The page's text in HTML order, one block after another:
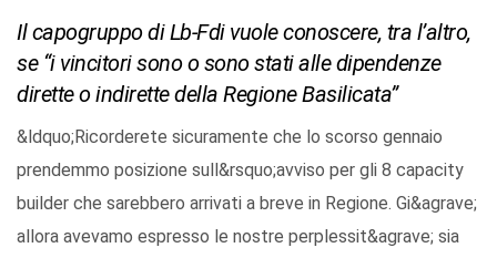
Il capogruppo di Lb-Fdi vuole conoscere, tra l’altro,
se “i vincitori sono o sono stati alle dipendenze
dirette o indirette della Regione Basilicata”
&ldquo;Ricorderete sicuramente che lo scorso gennaio
prendemmo posizione sull&rsquo;avviso per gli 8 capacity
builder che sarebbero arrivati a breve in Regione. Gi&agrave;
allora avevamo espresso le nostre perplessit&agrave; sia